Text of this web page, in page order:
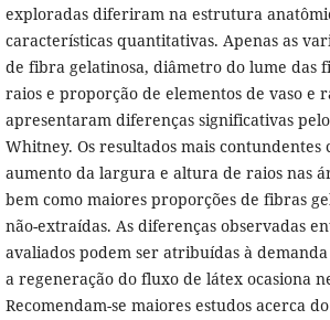
exploradas diferiram na estrutura
características quantitativas. Apenas as
de fibra gelatinosa, diâmetro do lume das
raios e proporção de elementos de vaso e
apresentaram diferenças significativas
Whitney. Os resultados mais contundentes
aumento da largura e altura de raios nas
bem como maiores proporções de fibras
não-extraídas. As diferenças observadas
avaliados podem ser atribuídas à
a regeneração do fluxo de látex ocasiona
Recomendam-se maiores estudos acerca